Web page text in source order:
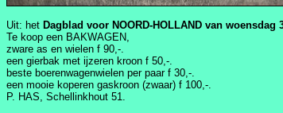
Uit: het Dagblad voor NOORD-HOLLAND van woensdag
Te koop een BAKWAGEN,
zware as en wielen f 90,-.
een gierbak met ijzeren kroon f 50,-.
beste boerenwagenwielen per paar f 30,-.
een mooie koperen gaskroon (zwaar) f 100,-.
P. HAS, Schellinkhout 51.